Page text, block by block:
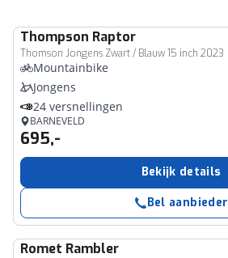
Thompson Raptor
Thomson Jongens Zwart / Blauw 15 inch 2023
Mountainbike
Jongens
24 versnellingen
BARNEVELD
695,-
Bekijk details
Bel aanbieder
Romet Rambler